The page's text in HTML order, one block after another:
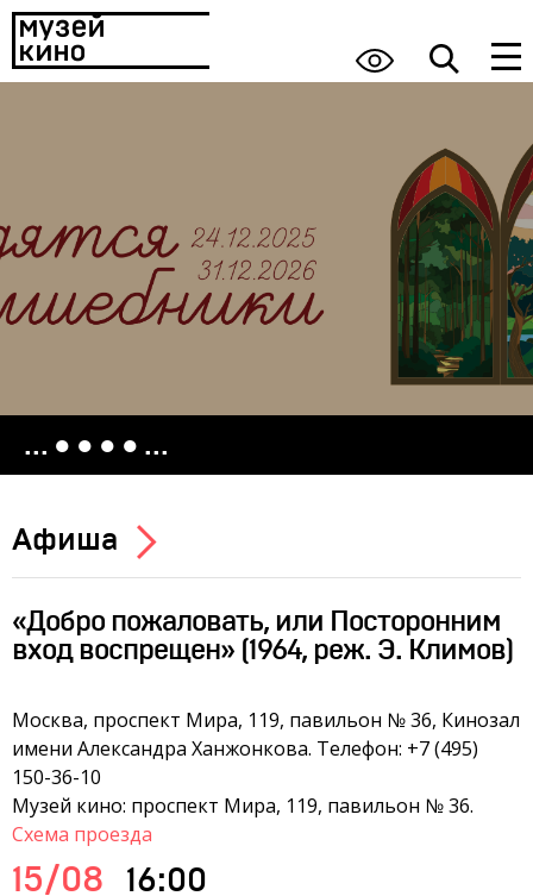
... ● ● ● ● ...
Афиша
«Добро пожаловать, или Посторонним
вход воспрещен» (1964, реж. Э. Климов)
Москва, проспект Мира, 119, павильон № 36, Кинозал
имени Александра Ханжонкова. Телефон: +7 (495)
150-36-10
Музей кино: проспект Мира, 119, павильон № 36.
Схема проезда
15/08 16:00